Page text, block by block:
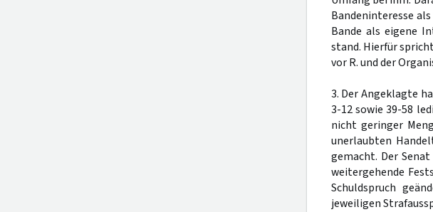
Bandeninteresse
Bande als eigene
stand. Hierfür
vor R. und der
3. Der Angeklagte
3-12 sowie 39-58
nicht geringer
unerlaubten
gemacht. Der
weitergehende
Schuldspruch
jeweiligen